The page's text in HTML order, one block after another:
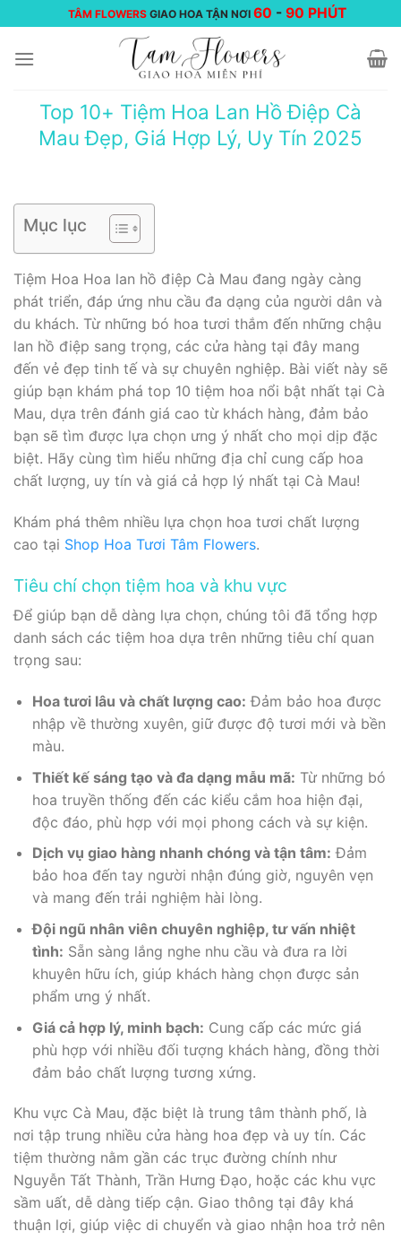
đến
nội
TÂM FLOWERS GIAO HOA TẬN NƠI 60 -90 PHÚT
Top 10+ Tiệm Hoa Lan Hồ Điệp Cà
Mau Đẹp, Giá Hợp Lý, Uy Tín 2025
Mục lục
Tiệm Hoa Hoa lan hồ điệp Cà Mau đang ngày càng
phát triển, đáp ứng nhu cầu đa dạng của người dân và
du khách. Từ những bó hoa tươi thắm đến những chậu
lan hồ điệp sang trọng, các cửa hàng tại đây mang
đến vẻ đẹp tinh tế và sự chuyên nghiệp. Bài viết này sẽ
giúp bạn khám phá top 10 tiệm hoa nổi bật nhất tại Cà
Mau, dựa trên đánh giá cao từ khách hàng, đảm bảo
bạn sẽ tìm được lựa chọn ưng ý nhất cho mọi dịp đặc
biệt. Hãy cùng tìm hiểu những địa chỉ cung cấp hoa
chất lượng, uy tín và giá cả hợp lý nhất tại Cà Mau!
Khám phá thêm nhiều lựa chọn hoa tươi chất lượng
cao tại Shop Hoa Tươi Tâm Flowers.
Tiêu chí chọn tiệm hoa và khu vực
Để giúp bạn dễ dàng lựa chọn, chúng tôi đã tổng hợp
danh sách các tiệm hoa dựa trên những tiêu chí quan
trọng sau:
Hoa tươi lâu và chất lượng cao: Đảm bảo hoa được
nhập về thường xuyên, giữ được độ tươi mới và bền
màu.
Thiết kế sáng tạo và đa dạng mẫu mã: Từ những bó
hoa truyền thống đến các kiểu cắm hoa hiện đại,
độc đáo, phù hợp với mọi phong cách và sự kiện.
Dịch vụ giao hàng nhanh chóng và tận tâm: Đảm
bảo hoa đến tay người nhận đúng giờ, nguyên vẹn
và mang đến trải nghiệm hài lòng.
Đội ngũ nhân viên chuyên nghiệp, tư vấn nhiệt
tình: Sẵn sàng lắng nghe nhu cầu và đưa ra lời
khuyên hữu ích, giúp khách hàng chọn được sản
phẩm ưng ý nhất.
Giá cả hợp lý, minh bạch: Cung cấp các mức giá
phù hợp với nhiều đối tượng khách hàng, đồng thời
đảm bảo chất lượng tương xứng.
Khu vực Cà Mau, đặc biệt là trung tâm thành phố, là
nơi tập trung nhiều cửa hàng hoa đẹp và uy tín. Các
tiệm thường nằm gần các trục đường chính như
Nguyễn Tất Thành, Trần Hưng Đạo, hoặc các khu vực
sầm uất, dễ dàng tiếp cận. Giao thông tại đây khá
thuận lợi, giúp việc di chuyển và giao nhận hoa trở nên